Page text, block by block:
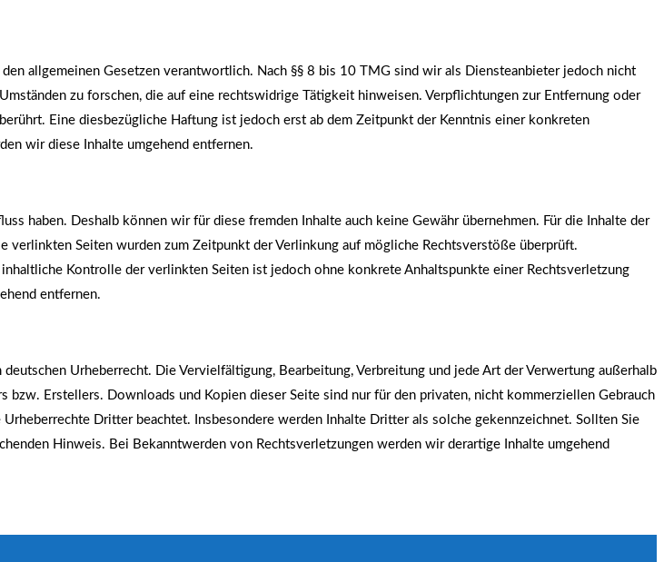
allgemeinen Gesetzen verantwortlich. Nach §§ 8 bis 10 TMG sind wir als Diensteanbieter jedoch nicht
zu forschen, die auf eine rechtswidrige Tätigkeit hinweisen. Verpflichtungen zur Entfernung oder
Eine diesbezügliche Haftung ist jedoch erst ab dem Zeitpunkt der Kenntnis einer konkreten
wir diese Inhalte umgehend entfernen.
haben. Deshalb können wir für diese fremden Inhalte auch keine Gewähr übernehmen. Für die Inhalte der
Seiten wurden zum Zeitpunkt der Verlinkung auf mögliche Rechtsverstöße überprüft.
Kontrolle der verlinkten Seiten ist jedoch ohne konkrete Anhaltspunkte einer Rechtsverletzung
entfernen.
Urheberrecht. Die Vervielfältigung, Bearbeitung, Verbreitung und jede Art der Verwertung außerhalb
Erstellers. Downloads und Kopien dieser Seite sind nur für den privaten, nicht kommerziellen Gebrauch
Dritter beachtet. Insbesondere werden Inhalte Dritter als solche gekennzeichnet. Sollten Sie
Hinweis. Bei Bekanntwerden von Rechtsverletzungen werden wir derartige Inhalte umgehend